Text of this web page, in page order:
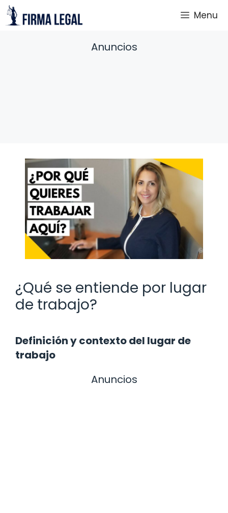
Saltar
al
Menu
Anuncios
¿Qué se entiende por lugar
de trabajo?
Definición y contexto del lugar de
trabajo
Anuncios